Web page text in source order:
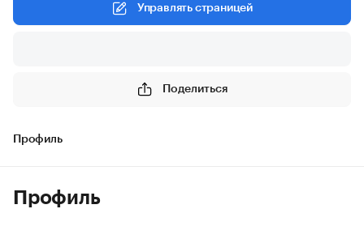
Управлять страницей
Поделиться
Профиль
Профиль